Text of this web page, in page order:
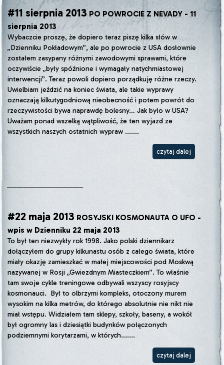
#11 sierpnia 2013 PO POWROCIE Z NEVADY - 11
sierpnia 2013
Wybaczcie proszę, że dopiero teraz piszę kilka słów w
„Dzienniku Pokładowym”, ale po powrocie z USA dosłownie
zostałem zasypany różnymi zawodowymi sprawami, które
oczywiście „były spóźnione i wymagały natychmiastowej
interwencji”. Teraz powoli dopiero porządkuję różne rzeczy.
Uwielbiam jeździć na koniec świata, ale takie wyprawy
oznaczają kilkutygodniową nieobecność i potem powrót do
rzeczywistości bywa naprawdę bolesny… Jak było w USA?
Uważam ponad wszelką wątpliwość, że ten wyjazd ze
wszystkich naszych ostatnich wypraw .......
czytaj dalej
#22 maja 2013 ROSYJSKI KOSMONAUTA O UFO -
wpis w Dzienniku 22 maja 2013
To był ten niezwykły rok 1998. Jako polski dziennikarz
dołączyłem do grupy kilkunastu osób z całego świata, które
miały okazję zamieszkać w małej miejscowości pod Moskwą
nazywanej w Rosji „Gwiezdnym Miasteczkiem”. To właśnie
tam swoje cykle treningowe odbywali wszyscy rosyjscy
kosmonauci. Był to olbrzymi kompleks, otoczony murem
wysokim na kilka metrów, do którego absolutnie nie nikt nie
miał wstępu. Widziałem tam sklepy, szkoły, baseny, a wokół
był ogromny las i dziesiątki budynków połączonych
podziemnymi korytarzami, w których.......
czytaj dalej